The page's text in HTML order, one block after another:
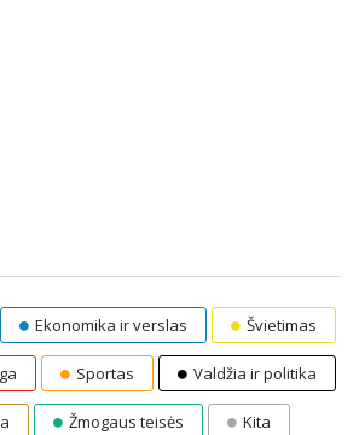
Ekonomika ir verslas Švietimas
Sportas Valdžia ir politika
Žmogaus teisės Kita